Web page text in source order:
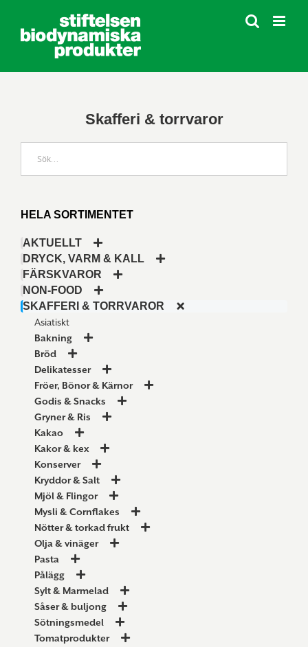
innehållet
Skafferi & torrvaror
HELA SORTIMENTET
AKTUELLT
DRYCK, VARM & KALL
FÄRSKVAROR
NON-FOOD
SKAFFERI & TORRVAROR
Asiatiskt
Bakning
Bröd
Delikatesser
Fröer, Bönor & Kärnor
Godis & Snacks
Gryner & Ris
Kakao
Kakor & kex
Konserver
Kryddor & Salt
Mjöl & Flingor
Mysli & Cornflakes
Nötter & torkad frukt
Olja & vinäger
Pasta
Pålägg
Sylt & Marmelad
Såser & buljong
Sötningsmedel
Tomatprodukter